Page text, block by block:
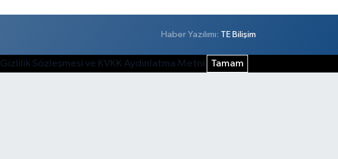
Haber Yazılımı: TE Bilişim
Gizlilik Sözleşmesi ve KVKK Aydınlatma Metni Tamam